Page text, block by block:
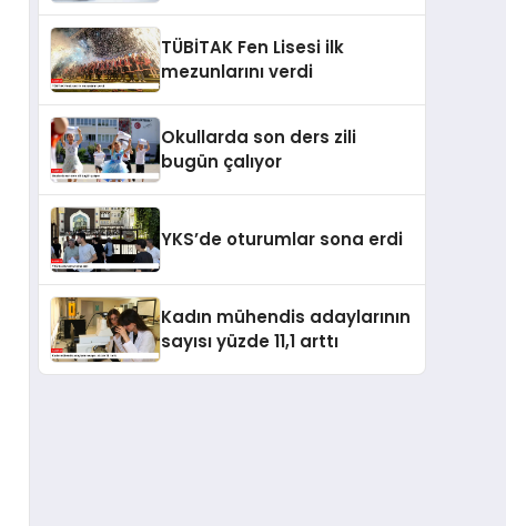
TÜBİTAK Fen Lisesi ilk
mezunlarını verdi
Okullarda son ders zili
bugün çalıyor
YKS’de oturumlar sona erdi
Kadın mühendis adaylarının
sayısı yüzde 11,1 arttı